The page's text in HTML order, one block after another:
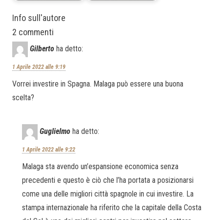
Info sull'autore
2 commenti
Gilberto ha detto:
1 Aprile 2022 alle 9:19
Vorrei investire in Spagna. Malaga può essere una buona
scelta?
Guglielmo ha detto:
1 Aprile 2022 alle 9:22
Malaga sta avendo un’espansione economica senza
precedenti e questo è ciò che l’ha portata a posizionarsi
come una delle migliori città spagnole in cui investire. La
stampa internazionale ha riferito che la capitale della Costa